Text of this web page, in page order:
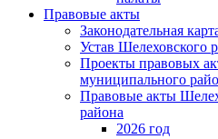
Правовые акты
Законодательная
Устав Шелеховского
Проекты правовых
муниципального
Правовые акты
района
2026 год